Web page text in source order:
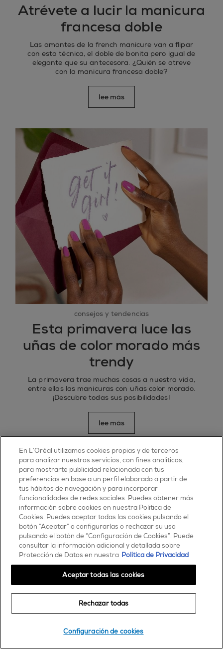
Atrévete a lucir la manicura
francesa doble
Las amantes de la french manicure van a flipar
con esta técnica, el doble de bonita pero igual de
elegante que su antecesora. ¿Quién se atreve
con la manicura francesa doble?
lee más
consejos y tendencias
Esta primavera luce las
uñas de color morado más
trendy
La primavera trae muchas cosas a nuestra vida,
entre ellas las manicuras con uñas color morado.
¡Descubre todas sus posibilidades!
lee más
En L’Oréal utilizamos cookies propias y de terceros
para analizar nuestros servicios, con fines analíticos,
para mostrarte publicidad relacionada con tus
preferencias en base a un perfil elaborado a partir de
tus hábitos de navegación y para incorporar
funcionalidades de redes sociales. Puedes obtener más
información sobre cookies en nuestra Política de
Cookies. Puedes aceptar todas las cookies pulsando el
botón “Aceptar” o configurarlas o rechazar su uso
pulsando el botón de “Configuración de Cookies”. Puede
consultar la información adicional y detallada sobre
Protección de Datos en nuestra Política de Privacidad
Configuración de cookies
Rechazar todas
Aceptar todas las cookies